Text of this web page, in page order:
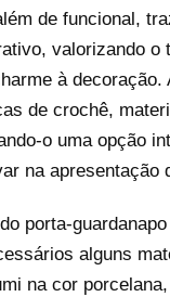
de funcional,
valorizando o
à decoração.
de crochê,
o uma opção
na apresentação
porta-
alguns
na cor